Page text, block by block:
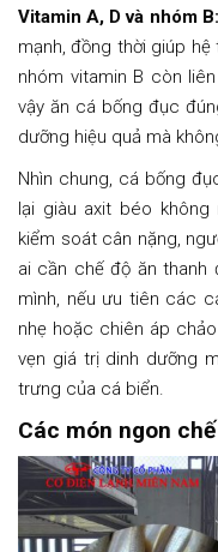
Vitamin A, D và nhóm B:
mạnh, đồng thời giúp
nhóm vitamin B còn
vậy ăn cá bống đục
dưỡng hiệu quả mà
Nhìn chung, cá bống
lại giàu axit béo
kiểm soát cân nặng,
ai cần chế độ ăn thanh
mình, nếu ưu tiên các
nhẹ hoặc chiên áp
vẹn giá trị dinh dưỡng
trưng của cá biển.
Các món ngon